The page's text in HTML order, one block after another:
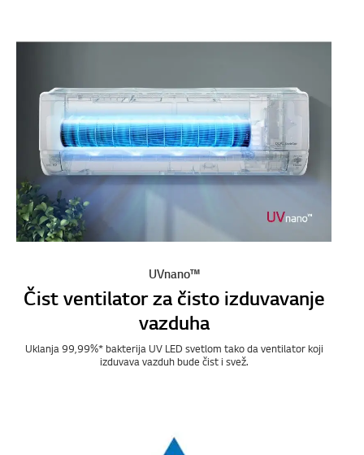
UVnano™
Čist ventilator za čisto izduvavanje
vazduha
Uklanja 99,99%* bakterija UV LED svetlom tako da ventilator koji
izduvava vazduh bude čist i svež.